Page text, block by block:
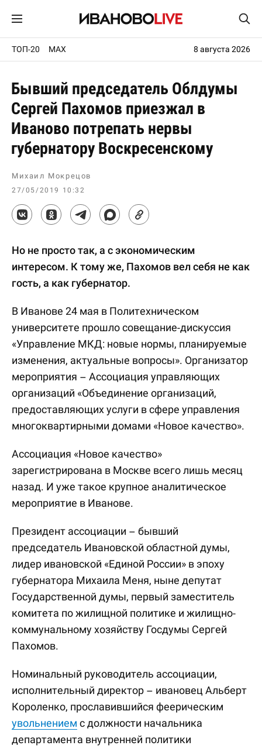
ТОП-20 MAX 8 августа 2026
Бывший председатель Облдумы
Сергей Пахомов приезжал в
Иваново потрепать нервы
губернатору Воскресенскому
Михаил Мокрецов
27/05/2019 10:32
Но не просто так, а с экономическим
интересом. К тому же, Пахомов вел себя не как
гость, а как губернатор.
В Иванове 24 мая в Политехническом
университете прошло совещание-дискуссия
«Управление МКД: новые нормы, планируемые
изменения, актуальные вопросы». Организатор
мероприятия – Ассоциация управляющих
организаций «Объединение организаций,
предоставляющих услуги в сфере управления
многоквартирными домами «Новое качество».
Ассоциация «Новое качество»
зарегистрирована в Москве всего лишь месяц
назад. И уже такое крупное аналитическое
мероприятие в Иванове.
Президент ассоциации – бывший
председатель Ивановской областной думы,
лидер ивановской «Единой России» в эпоху
губернатора Михаила Меня, ныне депутат
Государственной думы, первый заместитель
комитета по жилищной политике и жилищно-
коммунальному хозяйству Госдумы Сергей
Пахомов.
Номинальный руководитель ассоциации,
исполнительный директор – ивановец Альберт
Короленко, прославившийся феерическим
увольнением с должности начальника
департамента внутренней политики